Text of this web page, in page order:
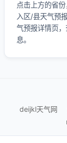
点击上方的省
入区/县天气预
气预报详情页
息。
deijkl天气网